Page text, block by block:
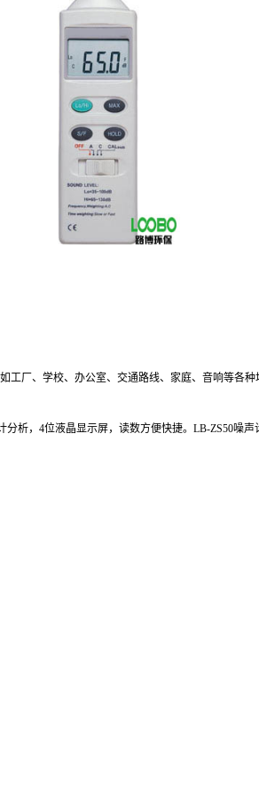
工厂、学校、办公室、交通路线、家庭、音响等各
分析， 4位液晶显示屏，读数方便快捷。LB-ZS50噪声